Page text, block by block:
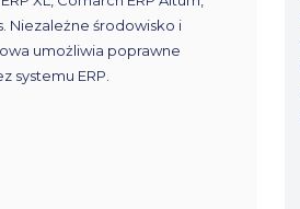
Niezależne środowisko i
umożliwia poprawne
systemu ERP.